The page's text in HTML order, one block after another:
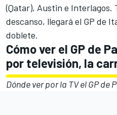
(Qatar), Austin e Interlagos.
descanso, llegará el GP de
doblete.
Cómo ver el GP de
por televisión, la
Dónde ver por la TV el GP de